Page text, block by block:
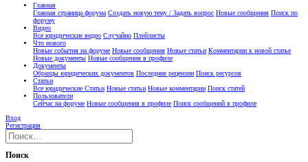
Главная
Главная страница форума Создать новую тему / Задать вопрос Новые сообщения Поиск по
форуму
Видео
Все юридические видео Случайно Плейлисты
Что нового
Новые события на форуме Новые сообщения Новые статьи Комментарии к новой статье
Новые документы Новые сообщения в профиле
Документы
Образцы юридических документов Последние рецензии Поиск ресурсов
Статьи
Все юридические Статьи Новые статьи Новые комментарии Поиск статей
Пользователи
Сейчас на форуме Новые сообщения в профиле Поиск сообщений в профиле
Вход
Регистрация
Поиск